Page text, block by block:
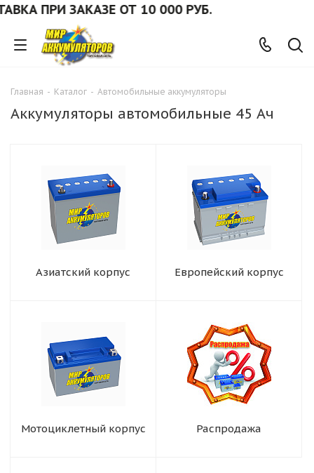
ПРИ ЗАКАЗЕ ОТ 10 000 РУБ.
Главная - Каталог - Автомобильные аккумуляторы
Аккумуляторы автомобильные 45 Ач
Азиатский корпус Европейский корпус
Мотоциклетный корпус Распродажа